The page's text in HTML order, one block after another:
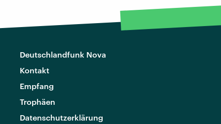
Deutschlandfunk Nova
Kontakt
Empfang
Trophäen
Datenschutzerklärung